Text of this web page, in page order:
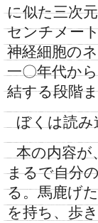
に似た三次
センチメー
神経細胞の
一〇年代か
結する段階
ぼくは読み
本の内容が
まるで自分
る。馬鹿げ
を持ち、歩